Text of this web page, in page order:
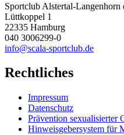
Sportclub Alstertal-Langenhorn
Lüttkoppel 1
22335 Hamburg
040 3006299-0
info@scala-sportclub.de
Rechtliches
Impressum
Datenschutz
Prävention sexualisierter
Hinweisgebersystem für